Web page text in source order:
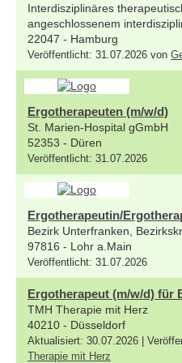
Interdisziplinäres
angeschlossenem
22047 - Hamburg
Veröffentlicht: 31.07.2026 von
Ergotherapeuten (m/w/d)
St. Marien-Hospital gGmbH
52353 - Düren
Veröffentlicht: 31.07.2026
Ergotherapeutin/
Bezirk Unterfranken,
97816 - Lohr a.Main
Veröffentlicht: 31.07.2026
Ergotherapeut (m/w/d) für
TMH Therapie mit Herz
40210 - Düsseldorf
Aktualisiert: 30.07.2026 |
Therapie mit Herz